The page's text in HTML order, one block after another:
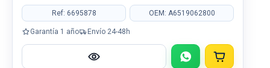
Ref: 6695878 OEM: A6519062800
Garantía 1 año Envío 24-48h